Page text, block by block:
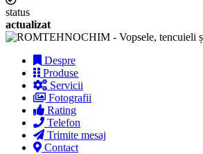
status
actualizat
Despre
Produse
Servicii
Fotografii
Rating
Telefon
Trimite mesaj
Contact